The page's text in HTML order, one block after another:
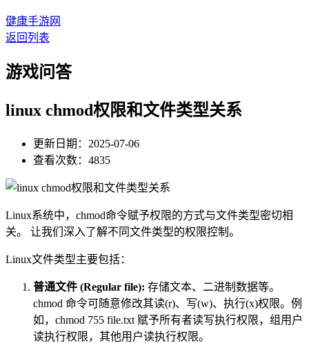
健康手游网
返回列表
游戏问答
linux chmod权限和文件类型关系
更新日期：2025-07-06
查看次数：4835
Linux系统中，chmod命令赋予权限的方式与文件类型密切相
关。 让我们深入了解不同文件类型的权限控制。
Linux文件类型主要包括：
普通文件 (Regular file): 存储文本、二进制数据等。
chmod 命令可随意修改其读(r)、写(w)、执行(x)权限。例
如，chmod 755 file.txt 赋予所有者读写执行权限，组用户
读执行权限，其他用户读执行权限。